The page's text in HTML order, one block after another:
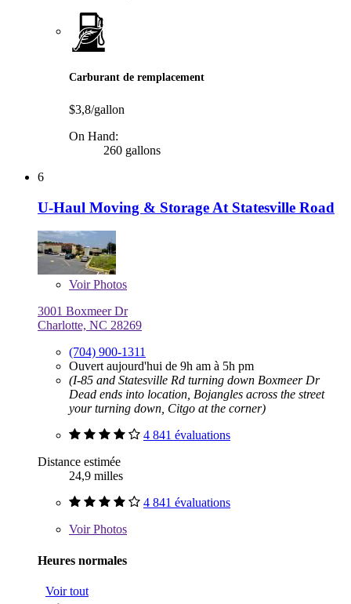
Carburant de remplacement
$3,8/gallon
On Hand:
260 gallons
6
U-Haul Moving & Storage At Statesville Road
VoirPhotos
3001 Boxmeer Dr
Charlotte, NC 28269
(704) 900-1311
Ouvert aujourd'hui de 9h am à 5h pm
(I-85 and Statesville Rd turning down Boxmeer Dr
Dead ends into location, Bojangles across the street
your turning down, Citgo at the corner)
4 841 évaluations
Distance estimée
24,9 milles
4 841 évaluations
VoirPhotos
Heures normales
Voir tout